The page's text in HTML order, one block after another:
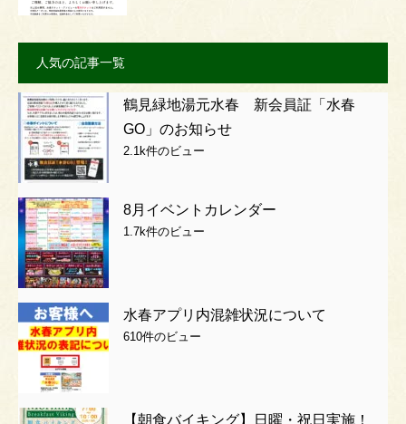
人気の記事一覧
鶴見緑地湯元水春 新会員証「水春
GO」のお知らせ
2.1k件のビュー
8月イベントカレンダー
1.7k件のビュー
水春アプリ内混雑状況について
610件のビュー
【朝食バイキング】日曜・祝日実施！